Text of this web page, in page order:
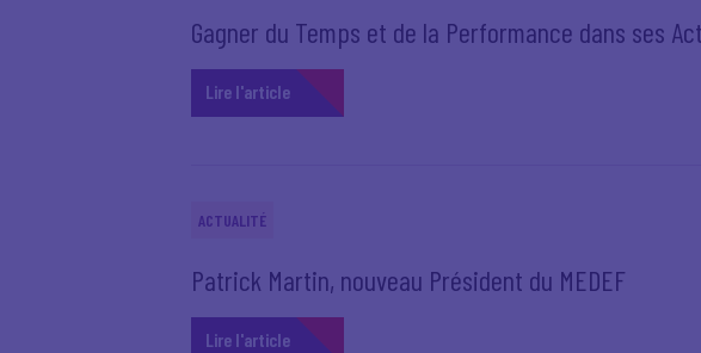
Gagner du Temps et de la Performance dans ses
Lire l'article
ACTUALITÉ
Patrick Martin, nouveau Président du MEDEF
Lire l'article